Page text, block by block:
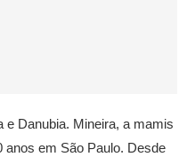
e Danubia. Mineira, a mamis
em São Paulo. Desde